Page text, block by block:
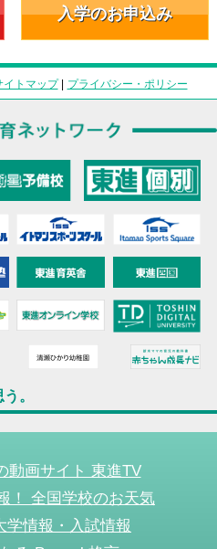
入学のお申込み
イトマップ| プライバシー・ポリシー
。
動画サイト 東進TV
！ 全国学校のお天気
学情報・入試情報